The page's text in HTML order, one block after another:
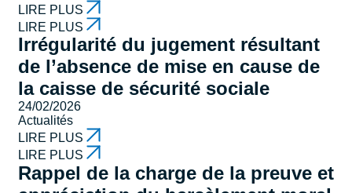
LIRE PLUS
LIRE PLUS
Irrégularité du jugement résultant
de l’absence de mise en cause de
la caisse de sécurité sociale
24/02/2026
Actualités
LIRE PLUS
LIRE PLUS
Rappel de la charge de la preuve et